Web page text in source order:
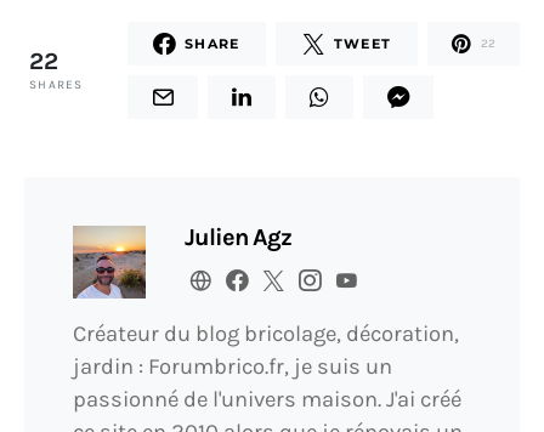
22
SHARES
SHARE TWEET 22
Julien Agz
Créateur du blog bricolage, décoration,
jardin : Forumbrico.fr, je suis un
passionné de l'univers maison. J'ai créé